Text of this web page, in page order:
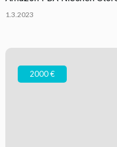
1.3.2023
2000 €